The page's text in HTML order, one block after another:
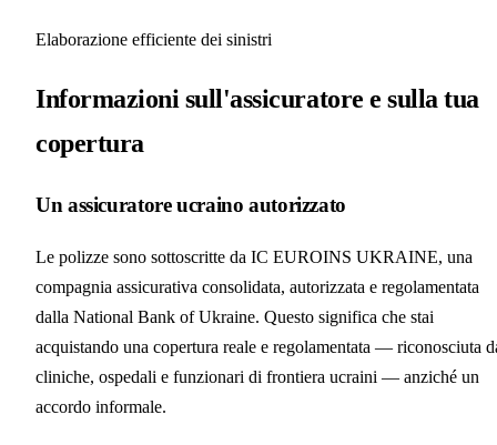
Elaborazione efficiente dei sinistri
Informazioni sull'assicuratore e sulla tua
copertura
Un assicuratore ucraino autorizzato
Le polizze sono sottoscritte da IC EUROINS UKRAINE, una
compagnia assicurativa consolidata, autorizzata e regolamentata
dalla National Bank of Ukraine. Questo significa che stai
acquistando una copertura reale e regolamentata — riconosciuta
cliniche, ospedali e funzionari di frontiera ucraini — anziché un
accordo informale.